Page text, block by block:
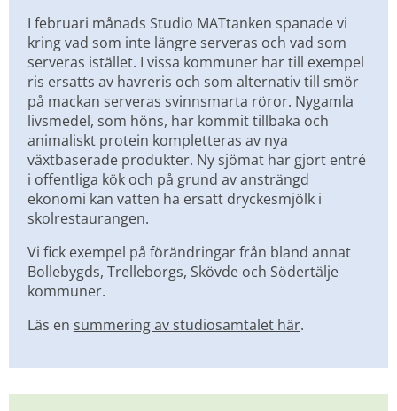
I februari månads Studio MATtanken spanade vi
kring vad som inte längre serveras och vad som
serveras istället. I vissa kommuner har till exempel
ris ersatts av havreris och som alternativ till smör
på mackan serveras svinnsmarta röror. Nygamla
livsmedel, som höns, har kommit tillbaka och
animaliskt protein kompletteras av nya
växtbaserade produkter. Ny sjömat har gjort entré
i offentliga kök och på grund av ansträngd
ekonomi kan vatten ha ersatt dryckesmjölk i
skolrestaurangen.
Vi fick exempel på förändringar från bland annat
Bollebygds, Trelleborgs, Skövde och Södertälje
kommuner.
Läs en summering av studiosamtalet här.